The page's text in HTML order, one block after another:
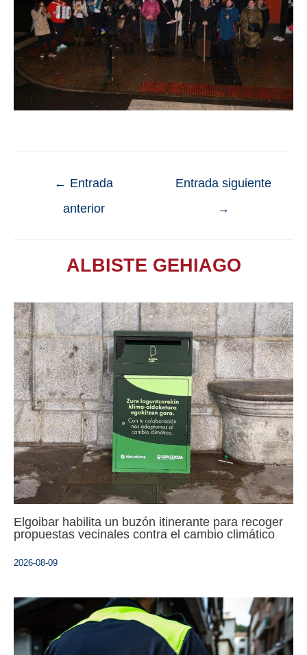
← Entrada
anterior
Entrada siguiente
→
ALBISTE GEHIAGO
Elgoibar habilita un buzón itinerante para recoger
propuestas vecinales contra el cambio climático
2026-08-09